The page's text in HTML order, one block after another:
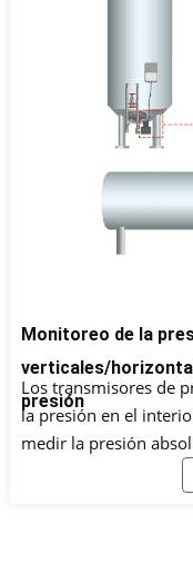
Monitoreo de la
verticales/
presión
Los transmisores de
la presión en el
medir la presión
presión delande y
garantizando el